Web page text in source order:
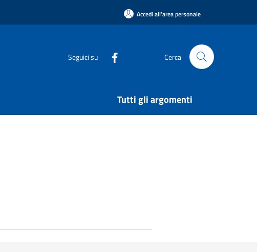
Accedi all'area personale
Seguici su Cerca
Tutti gli argomenti